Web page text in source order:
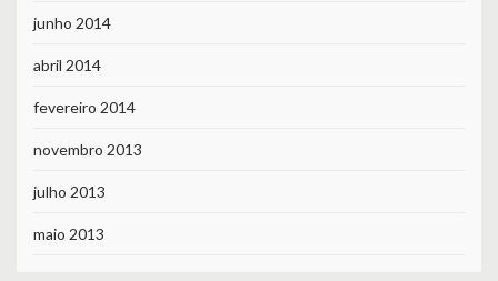
junho 2014
abril 2014
fevereiro 2014
novembro 2013
julho 2013
maio 2013